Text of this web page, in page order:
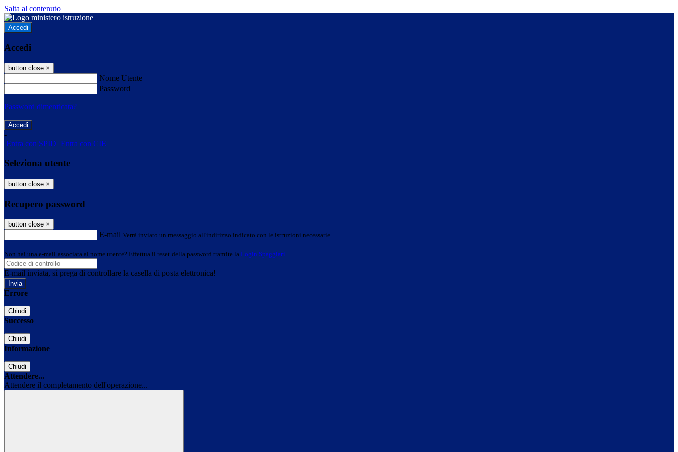
Salta al contenuto
Accedi
Accedi
button close ×
Nome Utente
Password
Password dimenticata?
-
Entra con SPID Entra con CIE
Seleziona utente
button close ×
Recupero password
button close ×
E-mail Verrà inviato un messaggio all'indirizzo indicato con le istruzioni necessarie.
Non hai una e-mail associata al nome utente? Effettua il reset della password tramite la Login Spaggiari
E-mail inviata, si prega di controllare la casella di posta elettronica!
Errore
Chiudi
Successo
Chiudi
Informazione
Chiudi
Attendere...
Attendere il completamento dell'operazione...